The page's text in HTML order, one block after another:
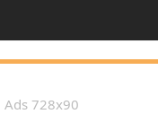
Ads 728x90